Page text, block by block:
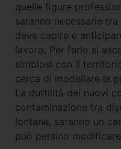
quelle figure
saranno necessarie tra
deve capire e
lavoro. Per farlo si
simbiosi con il
cerca di modellare la
La duttilità dei nuovi
contaminazione tra
lontane, saranno un
può persino